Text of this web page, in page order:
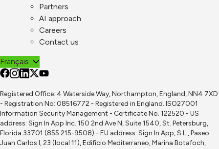
Partners
AI approach
Careers
Contact us
Français
Registered Office: 4 Waterside Way, Northampton, England, NN4 7XD
- Registration No: 08516772 - Registered in England. ISO27001
Information Security Management - Certificate No. 122520 - US
address: Sign In App Inc. 150 2nd Ave N, Suite 1540, St. Petersburg,
Florida 33701 (855 215-9508) - EU address: Sign In App, S.L., Paseo
Juan Carlos I, 23 (local 11), Edificio Mediterraneo, Marina Botafoch,